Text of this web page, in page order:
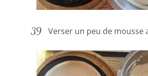
Verser un peu de mousse